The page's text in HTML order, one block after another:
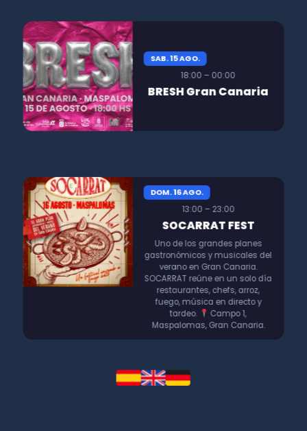
SAB. 15 AGO.
18:00 – 00:00
BRESH Gran Canaria
DOM. 16 AGO.
13:00 – 23:00
SOCARRAT FEST
Uno de los grandes planes
gastronómicos y musicales del
verano en Gran Canaria.
SOCARRAT reúne en un solo día
restaurantes, chefs, arroz,
fuego, música en directo y
tardeo.
Campo 1,
Maspalomas, Gran Canaria.